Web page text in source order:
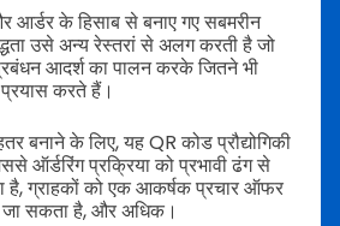
आर्डर के हिसाब से बनाए गए सबमरीन
उसे अन्य रेस्तरां से अलग करती है जो
आदर्श का पालन करके जितने भी
करते हैं।
बनाने के लिए, यह QR कोड प्रौद्योगिकी
ऑर्डरिंग प्रक्रिया को प्रभावी ढंग से
है, ग्राहकों को एक आकर्षक प्रचार ऑफर
जा सकता है, और अधिक।